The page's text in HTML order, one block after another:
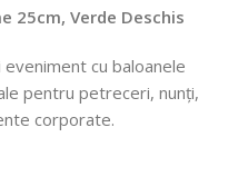
25cm, Verde Deschis
cu baloanele
pentru petreceri, nunți,
corporate.